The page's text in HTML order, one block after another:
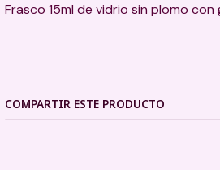
Frasco 15ml de vidrio sin plomo
COMPARTIR ESTE PRODUCTO